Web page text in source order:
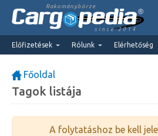
Rakománybörze
since 2014
Előfizetések Rólunk Elérhetőség
Főoldal
Tagok listája
A folytatáshoz be kell